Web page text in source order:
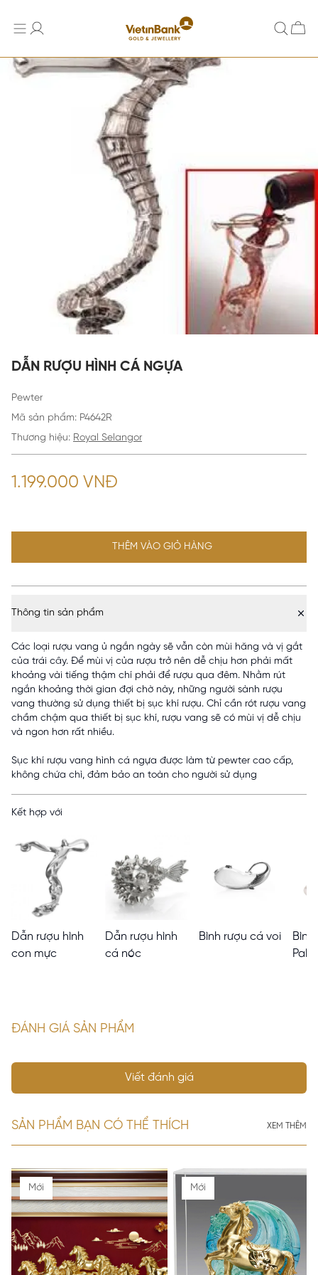
DẪN RƯỢU HÌNH CÁ NGỰA
Pewter
Mã sản phẩm: P4642R
Thương hiệu: Royal Selangor
1.199.000 VNĐ
THÊM VÀO GIỎ HÀNG
Thông tin sản phẩm
Các loại rượu vang ủ ngắn ngày sẽ vẫn còn mùi hăng và vị gắt
của trái cây. Để mùi vị của rượu trở nên dễ chịu hơn phải mất
khoảng vài tiếng thậm chí phải để rượu qua đêm. Nhằm rút
ngắn khoảng thời gian đợi chờ này, những người sành rượu
vang thường sử dụng thiết bị sục khí rượu. Chỉ cần rót rượu vang
chầm chậm qua thiết bị sục khí, rượu vang sẽ có mùi vị dễ chịu
và ngon hơn rất nhiều.
Sục khí rượu vang hình cá ngựa được làm từ pewter cao cấp,
không chứa chì, đảm bảo an toàn cho người sử dụng
Kết hợp với
Dẫn rượu hình
con mực
Dẫn rượu hình
cá nóc
Bình rượu cá voi
ĐÁNH GIÁ SẢN PHẨM
Viết đánh giá
SẢN PHẨM BẠN CÓ THỂ THÍCH XEM THÊM
Mới Mới